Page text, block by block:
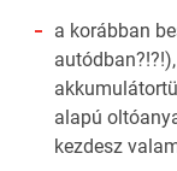
a korábban
alapú
kezdesz